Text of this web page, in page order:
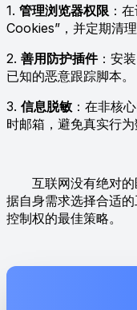
1. 管理浏览器权限 ：
Cookies”，并定期清理
2. 善用防护插件：安
已知的恶意跟踪脚本。
3. 信息脱敏 ：在非核
时邮箱，避免真实行为
互联网没有绝对的
据自身需求选择合适
控制权的最佳策略。